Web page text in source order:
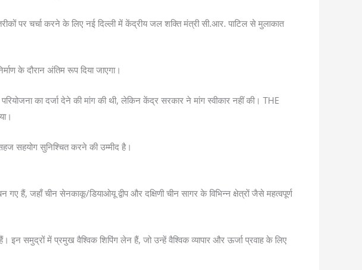
पर चर्चा करने के लिए नई दिल्ली में केंद्रीय जल शक्ति मंत्री सी.आर. पाटिल से मुलाकात
के दौरान अंतिम रूप दिया जाएगा।
का दर्जा देने की मांग की थी, लेकिन केंद्र सरकार ने मांग स्वीकार नहीं की। THE
सहयोग सुनिश्चित करने की उम्मीद है।
हैं, जहाँ चीन सेनकाकू/डियाओयू द्वीप और दक्षिणी चीन सागर के विभिन्न क्षेत्रों जैसे महत्वपूर्ण
इन समुद्रों में प्रमुख वैश्विक शिपिंग लेन हैं, जो उन्हें वैश्विक व्यापार और ऊर्जा प्रवाह के लिए